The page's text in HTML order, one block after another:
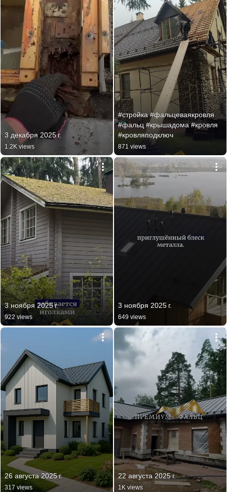
3 декабря 2025 г.
1.2K views
#стройка #фальцеваякровля
#фальц #крышадома #кровля
#кровляподключ
871 views
3 ноября 2025 г.
922 views
3 ноября 2025 г.
649 views
26 августа 2025 г.
317 views
22 августа 2025 г.
1K views